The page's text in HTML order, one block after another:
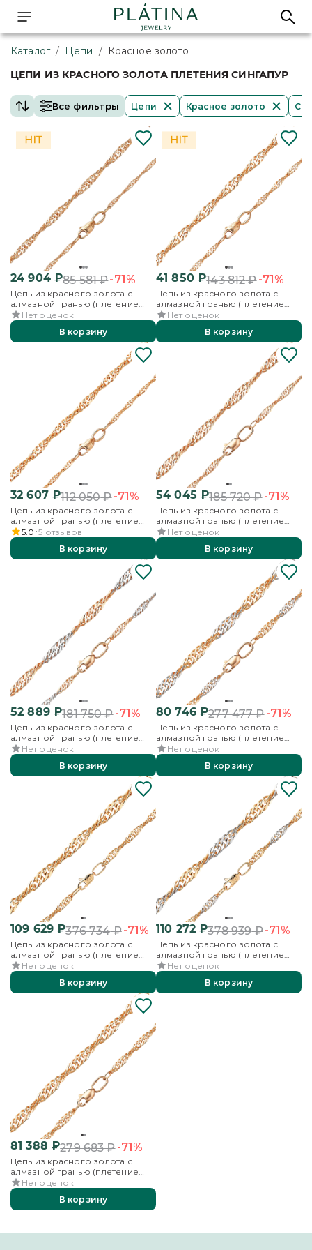
Каталог / Цепи / Красное золото
ЦЕПИ ИЗ КРАСНОГО ЗОЛОТА ПЛЕТЕНИЯ СИНГАПУР
Все фильтры Цепи Красное золото
24 904₽85 581₽-71%
Цепь из красного золота с
алмазной гранью (плетение
«Сингапур»)
Нет оценок
В корзину
41 850₽143 812₽-71%
Цепь из красного золота с
алмазной гранью (плетение
«Сингапур»)
Нет оценок
В корзину
32 607₽112 050₽-71%
Цепь из красного золота с
алмазной гранью (плетение
«Сингапур»)
5.0 5 отзывов
В корзину
54 045 ₽185 720₽-71%
Цепь из красного золота с
алмазной гранью (плетение
«Сингапур»)
Нет оценок
В корзину
52 889₽181 750₽-71%
Цепь из красного золота с
алмазной гранью (плетение
«Сингапур»)
Нет оценок
В корзину
80 746₽277 477₽-71%
Цепь из красного золота с
алмазной гранью (плетение
«Сингапур»)
Нет оценок
В корзину
109 629 ₽376 734₽-71%
Цепь из красного золота с
алмазной гранью (плетение
«Сингапур»)
Нет оценок
В корзину
110 272 ₽378 939₽-71%
Цепь из красного золота с
алмазной гранью (плетение
«Сингапур»)
Нет оценок
В корзину
81 388 ₽279 683₽-71%
Цепь из красного золота с
алмазной гранью (плетение
«Сингапур»)
Нет оценок
В корзину